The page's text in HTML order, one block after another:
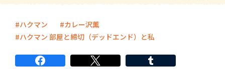
ハクマン
カレー沢薫
ハクマン 部屋と締切（デッドエンド）と私